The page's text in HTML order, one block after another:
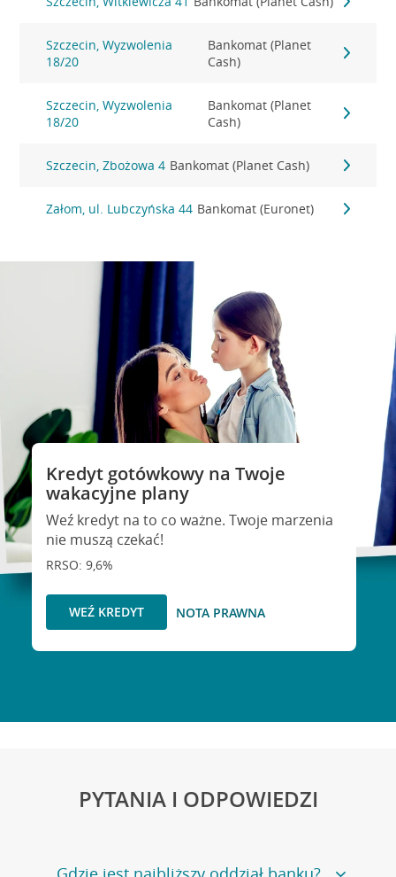
Szczecin, Wyzwolenia
18/20
Bankomat (Planet
Cash)
Szczecin, Wyzwolenia
18/20
Bankomat (Planet
Cash)
Szczecin, Zbożowa 4 Bankomat (Planet Cash)
Załom, ul. Lubczyńska 44 Bankomat (Euronet)
Kredyt gotówkowy na Twoje
wakacyjne plany
Weź kredyt na to co ważne. Twoje marzenia
nie muszą czekać!
RRSO: 9,6%
WEŹ KREDYT NOTA PRAWNA
PYTANIA I ODPOWIEDZI